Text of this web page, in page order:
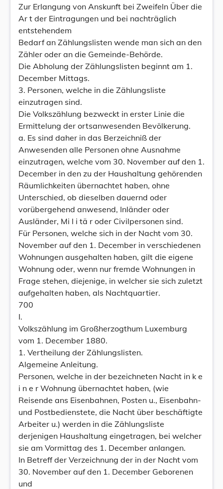
Zur Erlangung von Anskunft bei Zweifeln Über die
Ar t der Eintragungen und bei nachträglich
entstehendem
Bedarf an Zählungslisten wende man sich an den
Zähler oder an die Gemeinde-Behörde.
Die Abholung der Zählungslisten beginnt am 1.
December Mittags.
3. Personen, welche in die Zählungsliste
einzutragen sind.
Die Volkszählung bezweckt in erster Linie die
Ermittelung der ortsanwesenden Bevölkerung.
a. Es sind daher in das Berzeichniß der
Anwesenden alle Personen ohne Ausnahme
einzutragen, welche vom 30. November auf den 1.
December in den zu der Haushaltung gehörenden
Räumlichkeiten übernachtet haben, ohne
Unterschied, ob dieselben dauernd oder
vorübergehend anwesend, Inländer oder
Ausländer, Mi l i tä r oder Civilpersonen sind.
Für Personen, welche sich in der Nacht vom 30.
November auf den 1. December in verschiedenen
Wohnungen ausgehalten haben, gilt die eigene
Wohnung oder, wenn nur fremde Wohnungen in
Frage stehen, diejenige, in welcher sie sich zuletzt
aufgehalten haben, als Nachtquartier.
700
I.
Volkszählung im Großherzogthum Luxemburg
vom 1. December 1880.
1. Vertheilung der Zählungslisten.
Algemeine Anleitung.
Personen, welche in der bezeichneten Nacht in k e
i n e r Wohnung übernachtet haben, (wie
Reisende ans Eisenbahnen, Posten u., Eisenbahn-
und Postbedienstete, die Nacht über beschäftigte
Arbeiter u.) werden in die Zählungsliste
derjenigen Haushaltung eingetragen, bei welcher
sie am Vormittag des 1. December anlangen.
In Betreff der Verzeichnung der in der Nacht vom
30. November auf den 1. December Geborenen
und